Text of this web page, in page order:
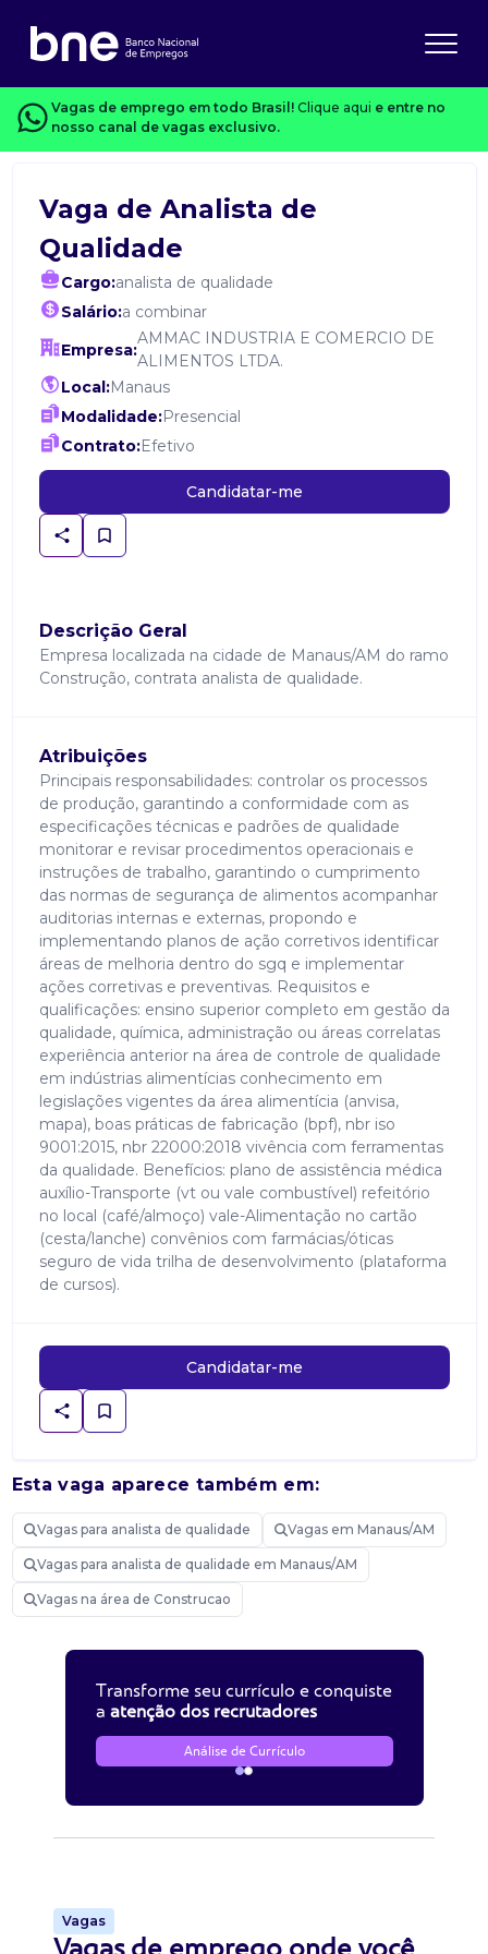
Vagas de emprego em todo Brasil! Clique aqui e entre no
nosso canal de vagas exclusivo.
Vaga de Analista de
Qualidade
Cargo:analista de qualidade
Salário:a combinar
Empresa:
AMMAC INDUSTRIA E COMERCIO DE
ALIMENTOS LTDA.
Local:Manaus
Modalidade:Presencial
Contrato:Efetivo
Candidatar-me
Descrição Geral
Empresa localizada na cidade de Manaus/AM do ramo
Construção, contrata analista de qualidade.
Atribuições
Principais responsabilidades: controlar os processos
de produção, garantindo a conformidade com as
especificações técnicas e padrões de qualidade
monitorar e revisar procedimentos operacionais e
instruções de trabalho, garantindo o cumprimento
das normas de segurança de alimentos acompanhar
auditorias internas e externas, propondo e
implementando planos de ação corretivos identificar
áreas de melhoria dentro do sgq e implementar
ações corretivas e preventivas. Requisitos e
qualificações: ensino superior completo em gestão da
qualidade, química, administração ou áreas correlatas
experiência anterior na área de controle de qualidade
em indústrias alimentícias conhecimento em
legislações vigentes da área alimentícia (anvisa,
mapa), boas práticas de fabricação (bpf), nbr iso
9001:2015, nbr 22000:2018 vivência com ferramentas
da qualidade. Benefícios: plano de assistência médica
auxílio-Transporte (vt ou vale combustível) refeitório
no local (café/almoço) vale-Alimentação no cartão
(cesta/lanche) convênios com farmácias/óticas
seguro de vida trilha de desenvolvimento (plataforma
de cursos).
Candidatar-me
Esta vaga aparece também em:
Vagas para analista de qualidade Vagas em Manaus/AM
Vagas para analista de qualidade em Manaus/AM
Vagas na área de Construcao
Transforme seu currículo e conquiste
a atenção dos recrutadores
Análise de Currículo
Vagas